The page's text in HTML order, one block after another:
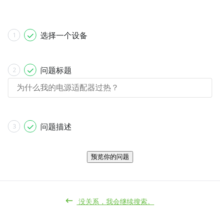
1 选择一个设备
2 问题标题
3 问题描述
预览你的问题
没关系，我会继续搜索。